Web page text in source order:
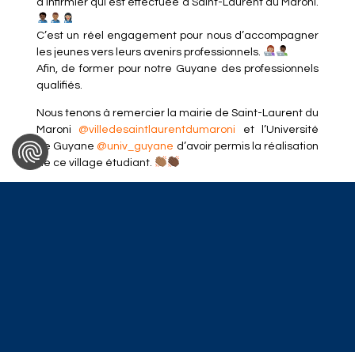
C’est un réel engagement pour nous d’accompagner
les jeunes vers leurs avenirs professionnels.
Afin, de former pour notre Guyane des professionnels
qualifiés.
Nous tenons à remercier la mairie de Saint-Laurent du
Maroni @villedesaintlaurentdumaroni et l’Université
de Guyane @univ_guyane d’avoir permis la réalisation
de ce village étudiant.